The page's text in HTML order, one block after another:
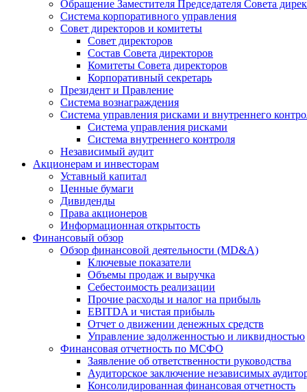
Обращение Заместителя Председателя Совета
Система корпоративного управления
Совет директоров и комитеты
Совет директоров
Состав Совета директоров
Комитеты Совета директоров
Корпоративный секретарь
Президент и Правление
Система вознаграждения
Система управления рисками и внутреннего
Система управления рисками
Система внутреннего контроля
Независимый аудит
Акционерам и инвесторам
Уставный капитал
Ценные бумаги
Дивиденды
Права акционеров
Информационная открытость
Финансовый обзор
Обзор финансовой деятельности (MD&A)
Ключевые показатели
Объемы продаж и выручка
Себестоимость реализации
Прочие расходы и налог на прибыль
EBITDA и чистая прибыль
Отчет о движении денежных средств
Управление задолженностью и ликвидностью
Финансовая отчетность по МСФО
Заявление об ответственности руководства
Аудиторское заключение независимых
Консолидированная финансовая отчетность